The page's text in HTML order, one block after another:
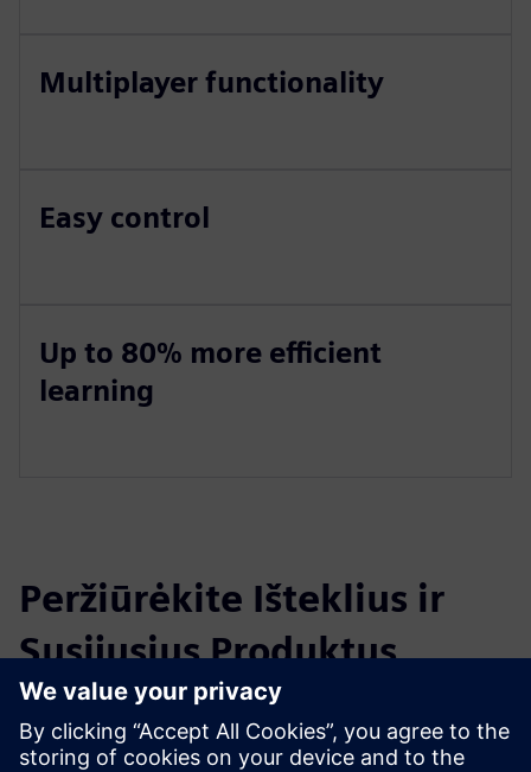
Multiplayer functionality
Easy control
Up to 80% more efficient
learning
Peržiūrėkite Išteklius ir
Susijusius Produktus
Papildoma Informacija ir Ištekliai